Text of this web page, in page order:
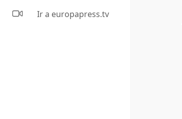
Ir a europapress.tv